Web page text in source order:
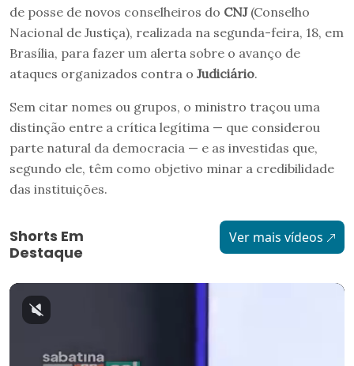
de posse de novos conselheiros do CNJ(Conselho
Nacional de Justiça), realizada na segunda-feira, 18, em
Brasília, para fazer um alerta sobre o avanço de
ataques organizados contra o Judiciário.
Sem citar nomes ou grupos, o ministro traçou uma
distinção entre a crítica legítima — que considerou
parte natural da democracia — e as investidas que,
segundo ele, têm como objetivo minar a credibilidade
das instituições.
Shorts Em
Destaque
Ver mais vídeos